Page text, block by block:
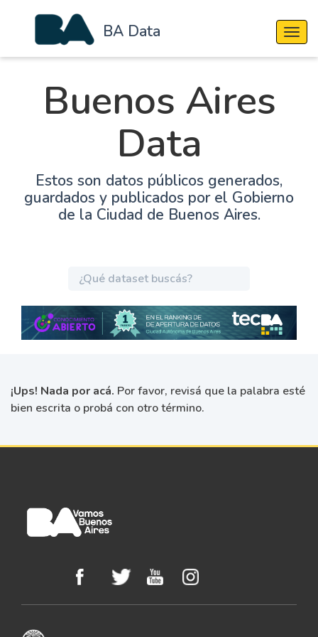
BA Data
Buenos Aires
Data
Estos son datos públicos generados,
guardados y publicados por el Gobierno
de la Ciudad de Buenos Aires.
¡Ups! Nada por acá. Por favor, revisá que la palabra esté
bien escrita o probá con otro término.